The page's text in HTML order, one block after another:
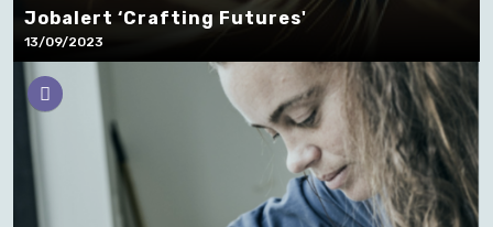
Jobalert ‘Crafting Futures'
13/09/2023